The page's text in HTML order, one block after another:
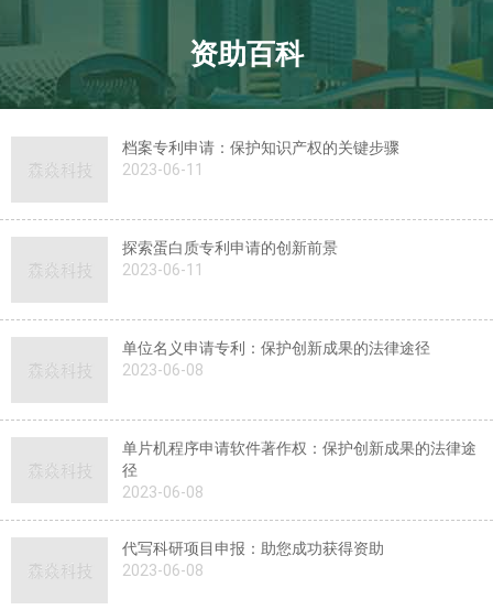
资助百科
档案专利申请：保护知识产权的关键步骤
2023-06-11
探索蛋白质专利申请的创新前景
2023-06-11
单位名义申请专利：保护创新成果的法律途径
2023-06-08
单片机程序申请软件著作权：保护创新成果的法律途
径
2023-06-08
代写科研项目申报：助您成功获得资助
2023-06-08